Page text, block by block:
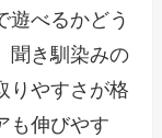
遊べるかどう
聞き馴染みの
りやすさが格
も伸びやす